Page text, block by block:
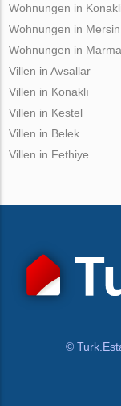
Wohnungen in Konakli
Wohnungen in Mersin
Wohnungen in
Villen in Avsallar
Villen in Konaklı
Villen in Kestel
Villen in Belek
Villen in Fethiye
©